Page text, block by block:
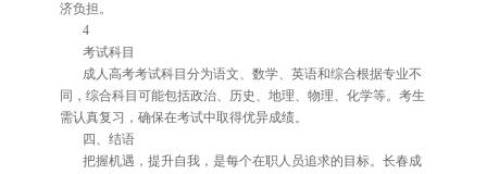
济负担。
4
考试科目
成人高考考试科目分为语文、数学、英语和综合根据专业不
同，综合科目可能包括政治、历史、地理、物理、化学等。考生
需认真复习，确保在考试中取得优异成绩。
四、结语
把握机遇，提升自我，是每个在职人员追求的目标。长春成